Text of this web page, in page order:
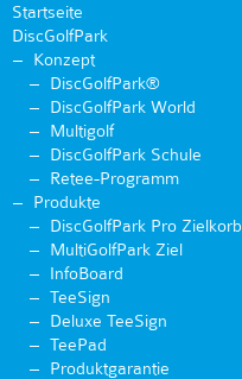
Startseite
DiscGolfPark
Konzept
DiscGolfPark®
DiscGolfPark World
Multigolf
DiscGolfPark Schule
Retee-Programm
Produkte
DiscGolfPark Pro Zielkorb
MultiGolfPark Ziel
InfoBoard
TeeSign
Deluxe TeeSign
TeePad
Produktgarantie